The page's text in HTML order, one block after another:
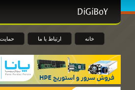
خانه ارتباط با ما